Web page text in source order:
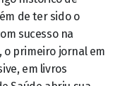
de ter sido o
sucesso na
o primeiro jornal em
em livros